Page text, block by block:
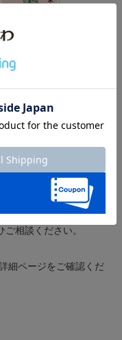
、様々なご供養に関す
期便・ご相続のサポー
してお客様のお悩みに
お応えします。
相談ください。
細ページをご確認くだ